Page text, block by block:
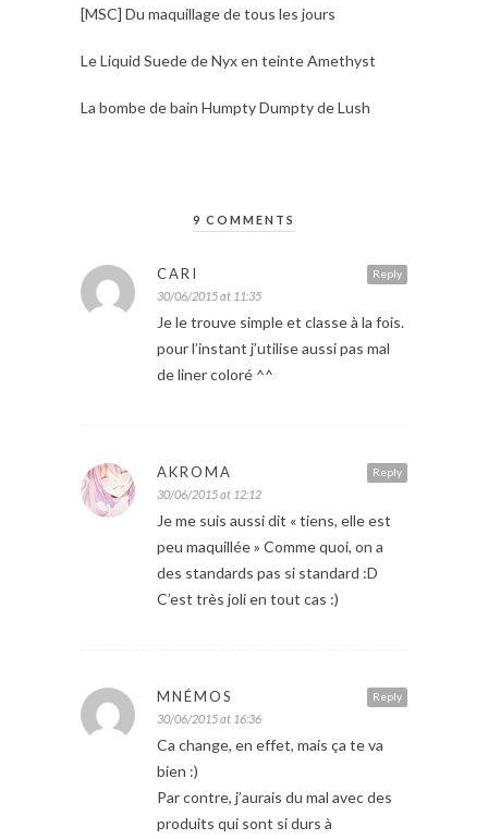
[MSC] Du maquillage de tous les jours
Le Liquid Suede de Nyx en teinte Amethyst
La bombe de bain Humpty Dumpty de Lush
9 COMMENTS
Reply
CARI
30/06/2015 at 11:35
Je le trouve simple et classe à la fois.
pour l’instant j’utilise aussi pas mal
de liner coloré ^^
Reply
AKROMA
30/06/2015 at 12:12
Je me suis aussi dit « tiens, elle est
peu maquillée » Comme quoi, on a
des standards pas si standard :D
C’est très joli en tout cas :)
Reply
MNÉMOS
30/06/2015 at 16:36
Ca change, en effet, mais ça te va
bien :)
Par contre, j’aurais du mal avec des
produits qui sont si durs à